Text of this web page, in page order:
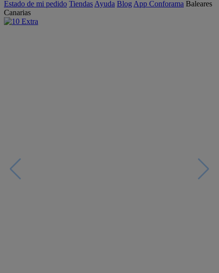
Estado de mi pedido Tiendas Ayuda Blog App Conforama Baleares
Canarias